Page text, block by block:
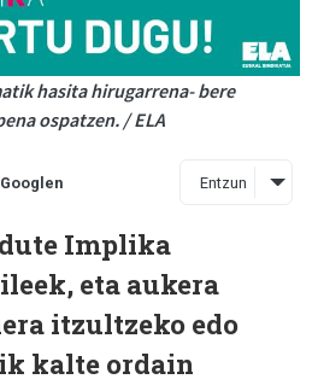
hasita hirugarrena- bere
ospatzen. / ELA
Entzun
Implika
eta aukera
itzultzeko edo
kalte ordain